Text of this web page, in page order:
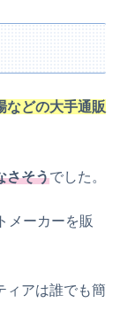
などの大手通販
さそうでした。
メーカーを販
ィアは誰でも簡